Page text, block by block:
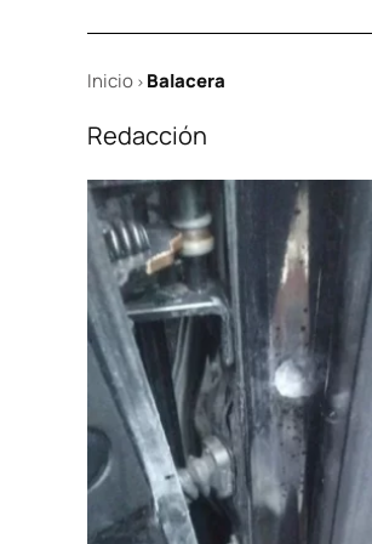
Inicio > Balacera
Redacción